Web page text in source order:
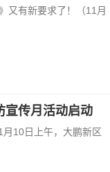
又有新要求了！（11月
宣传月活动启动
10日上午，大鹏新区